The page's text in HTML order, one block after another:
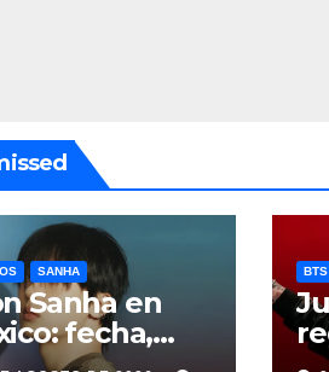
SANHA
Sanha en
fecha,
y boletos
BTS